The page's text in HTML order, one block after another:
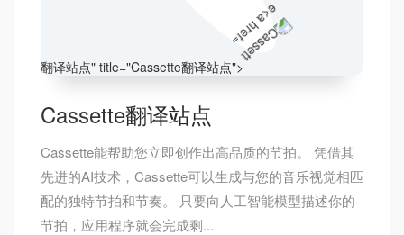
翻译站点" title="Cassette翻译站点">
Cassette翻译站点
Cassette能帮助您立即创作出高品质的节拍。 凭借其
先进的AI技术，Cassette可以生成与您的音乐视觉相匹
配的独特节拍和节奏。 只要向人工智能模型描述你的
节拍，应用程序就会完成剩...